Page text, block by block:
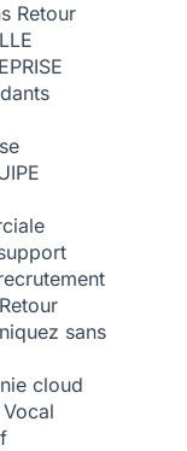
Retour
Retour
sans
cloud